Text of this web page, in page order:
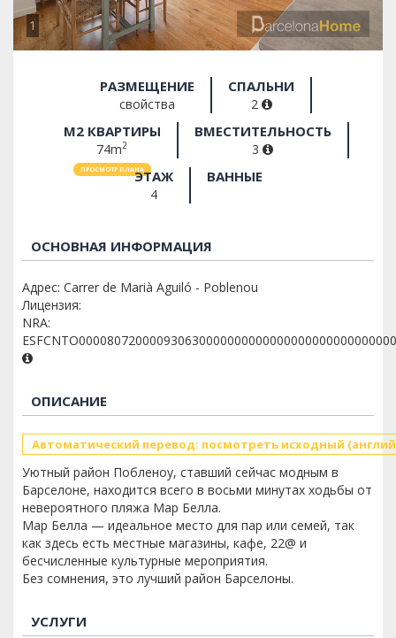
1
РАЗМЕЩЕНИЕ
свойства
СПАЛЬНИ
2
M2 КВАРТИРЫ
74m2
ПРОСМОТР ПЛАНА
ВМЕСТИТЕЛЬНОСТЬ
3
ЭТАЖ
4
ВАННЫЕ
ОСНОВНАЯ ИНФОРМАЦИЯ
Адрес: Carrer de Marià Aguiló - Poblenou
Лицензия:
NRA:
ОПИСАНИЕ
Автоматический перевод: посмотреть исходный
Уютный район Побленоу, ставший сейчас модным в
Барселоне, находится всего в восьми минутах ходьбы от
невероятного пляжа Мар Белла.
Мар Белла — идеальное место для пар или семей, так
как здесь есть местные магазины, кафе, 22@ и
бесчисленные культурные мероприятия.
Без сомнения, это лучший район Барселоны.
УСЛУГИ